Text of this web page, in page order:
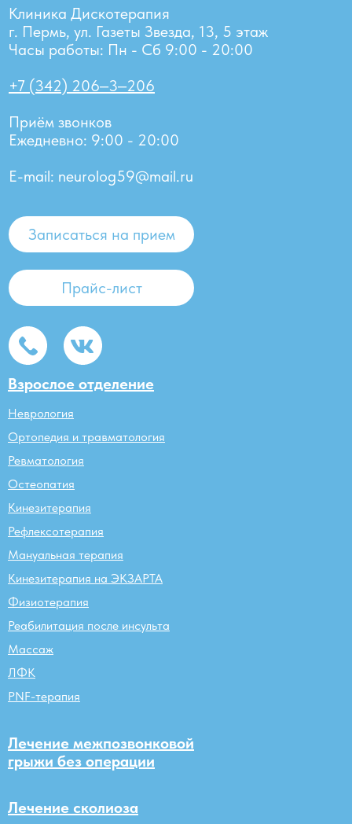
Клиника Дискотерапия
г. Пермь, ул. Газеты Звезда, 13, 5 этаж
Часы работы: Пн - Сб 9:00 - 20:00
+7 (342) 206‒3‒206
Приём звонков
Ежедневно: 9:00 - 20:00
E-mail: neurolog59@mail.ru
Записаться на прием
Лечение сколиоза
Лечение межпозвонковой
грыжи без операции
Взрослое отделение
Неврология
Ортопедия и травматология
Остеопатия
Кинезитерапия
Рефлексотерапия
Мануальная терапия
Кинезитерапия на ЭКЗАРТА
Физиотерапия
Ревматология
Массаж
Реабилитация после инсульта
ЛФК
PNF-терапия
Прайс-лист